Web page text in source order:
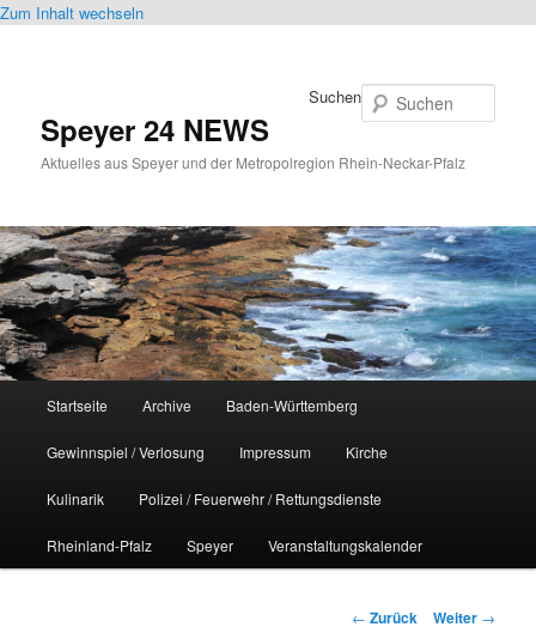
Zum Inhalt wechseln
Speyer 24 NEWS
Aktuelles aus Speyer und der Metropolregion Rhein-Neckar-Pfalz
Suchen
Startseite Archive Baden-Württemberg
Gewinnspiel / Verlosung Impressum Kirche
Kulinarik Polizei / Feuerwehr / Rettungsdienste
Rheinland-Pfalz Speyer Veranstaltungskalender
Beitrags-
← Zurück Weiter →